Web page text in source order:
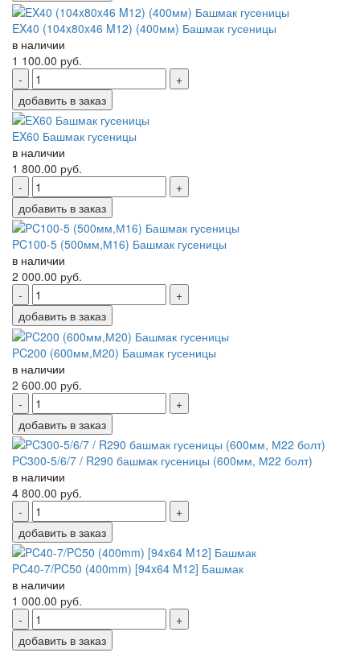
EX40 (104x80x46 M12) (400мм) Башмак гусеницы
в наличии
1 100.00 руб.
-
+
добавить в заказ
EX60 Башмак гусеницы
в наличии
1 800.00 руб.
-
+
добавить в заказ
PC100-5 (500мм,М16) Башмак гусеницы
в наличии
2 000.00 руб.
-
+
добавить в заказ
PC200 (600мм,М20) Башмак гусеницы
в наличии
2 600.00 руб.
-
+
добавить в заказ
PC300-5/6/7 / R290 башмак гусеницы (600мм, М22 болт)
в наличии
4 800.00 руб.
-
+
добавить в заказ
PC40-7/PC50 (400mm) [94x64 M12] Башмак
в наличии
1 000.00 руб.
-
+
добавить в заказ